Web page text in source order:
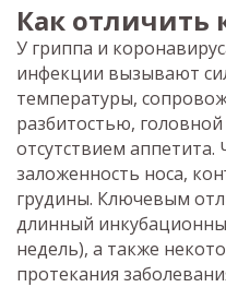
Как отличить
У гриппа и
инфекции вызывают
температуры,
разбитостью,
отсутствием аппетита.
заложенность носа,
грудины. Ключевым
длинный
недель), а также
протекания